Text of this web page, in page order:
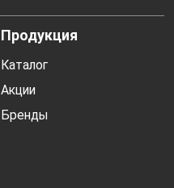
Продукция
Каталог
Акции
Бренды